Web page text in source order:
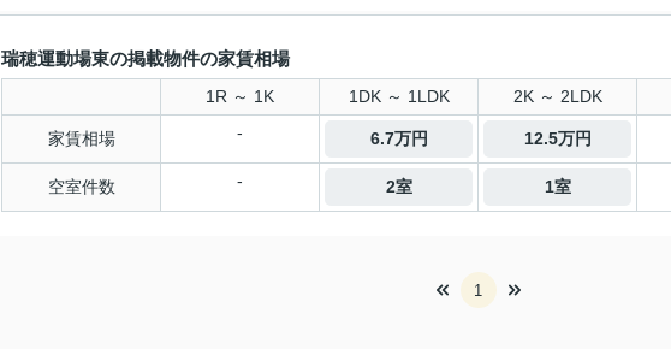
瑞穂運動場東の掲載物件の家賃相場
1R ～ 1K 1DK ～ 1LDK 2K ～ 2LDK
家賃相場 - 6.7万円 12.5万円
空室件数 - 2室 1室
1